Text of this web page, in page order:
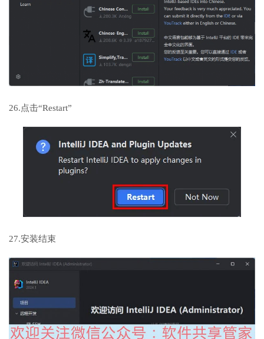
26.点击“Restart”
27.安装结束